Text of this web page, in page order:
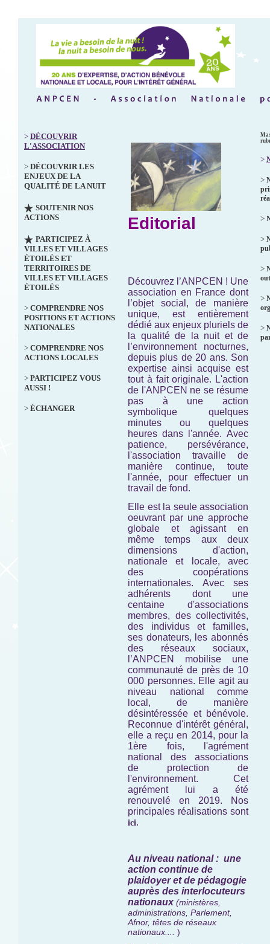
> DÉCOUVRIR
L'ASSOCIATION
> DÉCOUVRIR LES
ENJEUX DE LA
QUALITÉ DE LA NUIT
SOUTENIR NOS
ACTIONS
PARTICIPEZ À
VILLES ET VILLAGES
ÉTOILÉS ET
TERRITOIRES DE
VILLES ET VILLAGES
ÉTOILÉS
> COMPRENDRE NOS
POSITIONS ET ACTIONS
NATIONALES
> COMPRENDRE NOS
ACTIONS LOCALES
> PARTICIPEZ VOUS
AUSSI !
> ÉCHANGER
Editorial
Découvrez l’ANPCEN ! Une
association en France dont
l’objet social, de manière
unique, est entièrement
dédié aux enjeux pluriels de
la qualité de la nuit et de
l’environnement nocturnes,
depuis plus de 20 ans. Son
expertise ainsi acquise est
tout à fait originale. L'action
de l'ANPCEN ne se résume
pas à une action
symbolique quelques
minutes ou quelques
heures dans l'année. Avec
patience, persévérance,
l'association travaille de
manière continue, toute
l'année, pour effectuer un
travail de fond.
Elle est la seule association
oeuvrant par une approche
globale et agissant en
même temps aux deux
dimensions d'action,
nationale et locale, avec
des coopérations
internationales. Avec ses
adhérents dont une
centaine d'associations
membres, des collectivités,
des individus et familles,
ses donateurs, les abonnés
des réseaux sociaux,
l’ANPCEN mobilise une
communauté de près de 10
000 personnes. Elle agit au
niveau national comme
local, de manière
désintéressée et bénévole.
Reconnue d'intérêt général,
elle a reçu en 2014, pour la
1ère fois, l'agrément
national des associations
de protection de
l'environnement. Cet
agrément lui a été
renouvelé en 2019. Nos
principales réalisations sont
ici.
Au niveau national : une
action continue de
plaidoyer et de pédagogie
auprès des interlocuteurs
nationaux (ministères,
administrations, Parlement,
Afnor, têtes de réseaux
nationaux....
)
>
>
>
>
>
>
>